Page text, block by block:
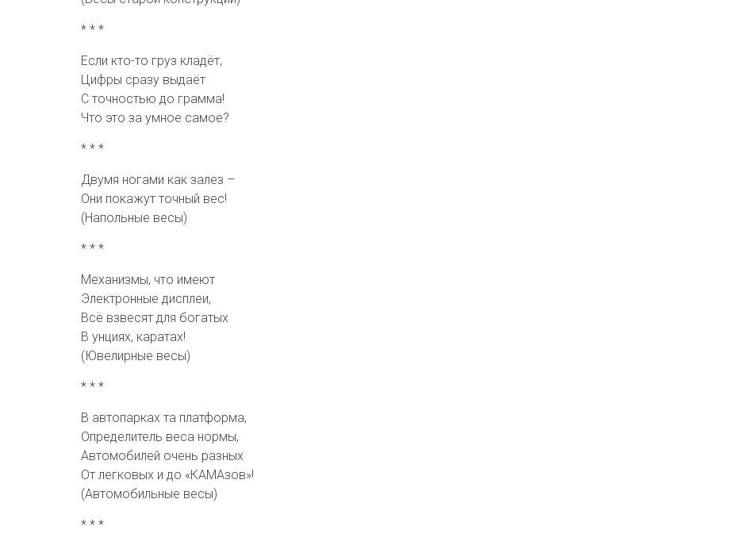
* * *
Если кто-то груз кладёт,
Цифры сразу выдаёт
С точностью до грамма!
Что это за умное самое?
* * *
Двумя ногами как залез –
Они покажут точный вес!
(Напольные весы)
* * *
Механизмы, что имеют
Электронные дисплеи,
Всё взвесят для богатых
В унциях, каратах!
(Ювелирные весы)
* * *
В автопарках та платформа,
Определитель веса нормы,
Автомобилей очень разных
От легковых и до «КАМАзов»!
(Автомобильные весы)
* * *